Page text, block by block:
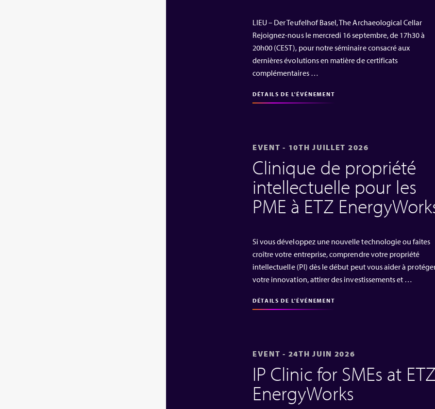
LIEU – Der Teufelhof Basel, The Archaeological Cellar
Rejoignez-nous le mercredi 16 septembre, de 17h30 à
20h00 (CEST), pour notre séminaire consacré aux
dernières évolutions en matière de certificats
complémentaires …
DÉTAILS DE L'ÉVÉNEMENT
EVENT - 10TH JUILLET 2026
Clinique de propriété
intellectuelle pour les
PME à ETZ
Si vous développez une nouvelle technologie ou faites
croître votre entreprise, comprendre votre propriété
intellectuelle (PI) dès le début peut vous aider à
votre innovation, attirer des investissements et …
DÉTAILS DE L'ÉVÉNEMENT
EVENT - 24TH JUIN 2026
IP Clinic for SMEs at
EnergyWorks